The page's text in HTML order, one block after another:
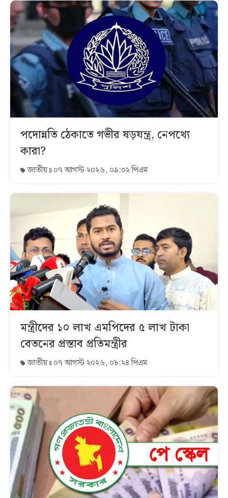
পদোন্নতি ঠেকাতে গভীর ষড়যন্ত্র, নেপথ্যে
কারা?
জাতীয় ০৭ আগস্ট ২০২৬, ০৯:০২ পিএম
মন্ত্রীদের ১০ লাখ এমপিদের ৫ লাখ টাকা
বেতনের প্রস্তাব প্রতিমন্ত্রীর
জাতীয় ০৭ আগস্ট ২০২৬, ০৮:২৪ পিএম